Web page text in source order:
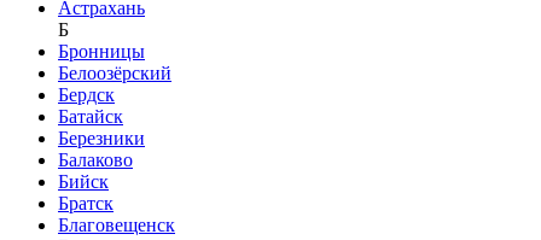
Астрахань
Б
Бронницы
Белоозёрский
Бердск
Батайск
Березники
Балаково
Бийск
Братск
Благовещенск